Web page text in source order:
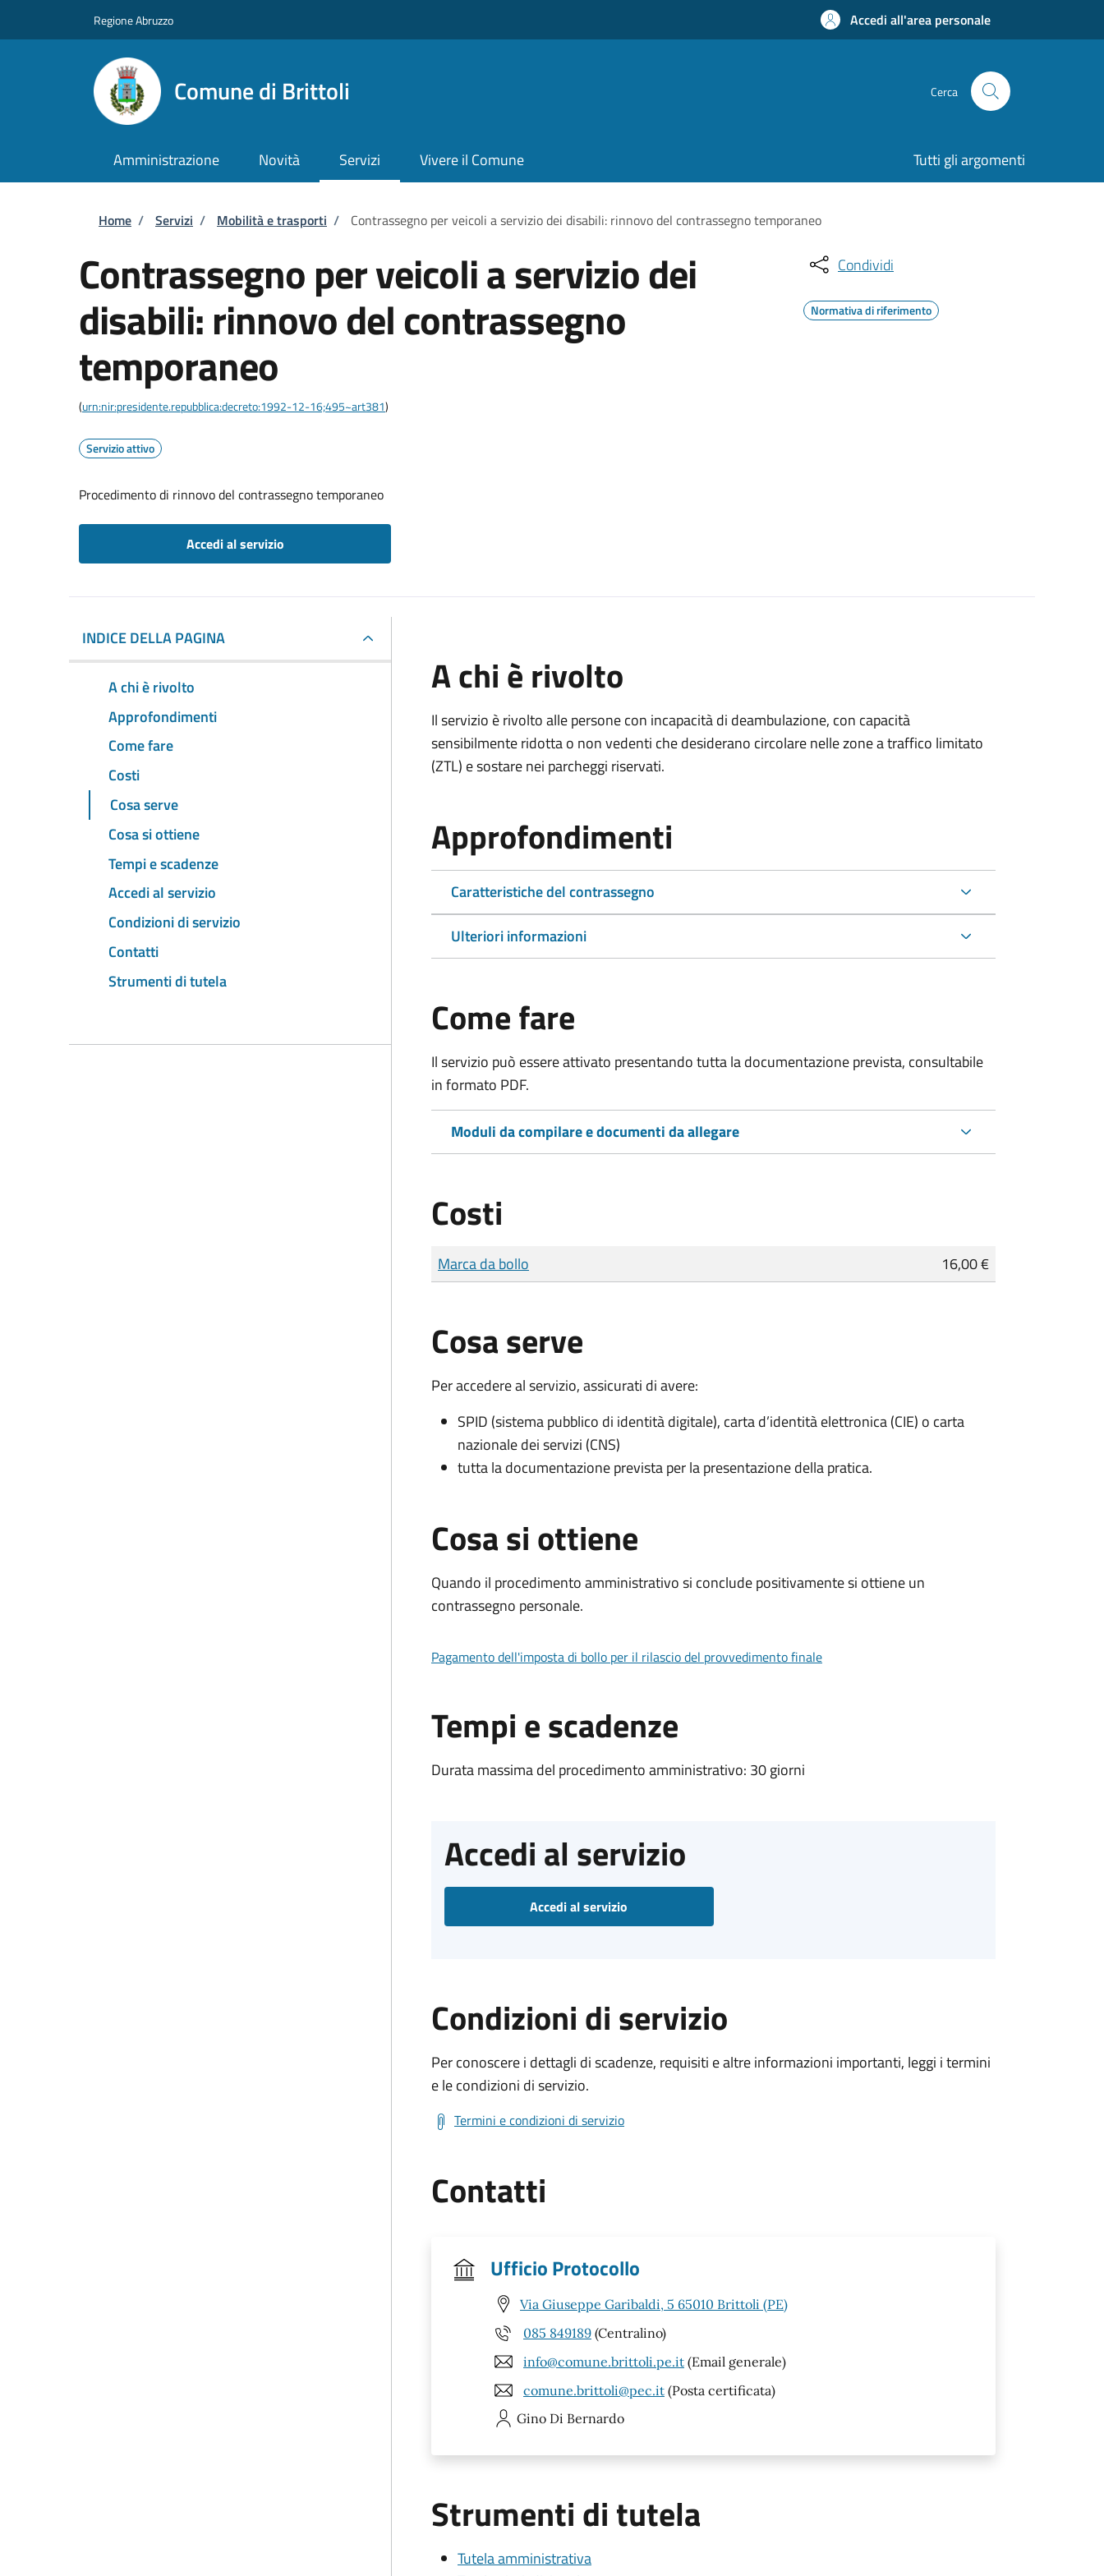
Regione Abruzzo Accedi all'area personale
Comune di Brittoli Cerca
Amministrazione Novità Servizi Vivere il Comune Tutti gli argomenti
Briciole di pane
Home / Servizi / Mobilità e trasporti / Contrassegno per veicoli a servizio dei disabili: rinnovo del contrassegno temporaneo
Contrassegno per veicoli a servizio dei
disabili: rinnovo del contrassegno
temporaneo
(urn:nir:presidente.repubblica:decreto:1992-12-16;495~art381)
Servizio attivo
Procedimento di rinnovo del contrassegno temporaneo
Accedi al servizio
Condividi
Normativa di riferimento
INDICE DELLA PAGINA
A chi è rivolto
Approfondimenti
Come fare
Costi
Cosa serve
Cosa si ottiene
Tempi e scadenze
Accedi al servizio
Condizioni di servizio
Contatti
Strumenti di tutela
A chi è rivolto
Il servizio è rivolto alle persone con incapacità di deambulazione, con capacità
sensibilmente ridotta o non vedenti che desiderano circolare nelle zone a traffico limitato
(ZTL) e sostare nei parcheggi riservati.
Approfondimenti
Caratteristiche del contrassegno
Ulteriori informazioni
Come fare
Il servizio può essere attivato presentando tutta la documentazione prevista, consultabile
in formato PDF.
Moduli da compilare e documenti da allegare
Costi
Tipo di pagamento
Importo
Marca da bollo 16,00 €
Cosa serve
Per accedere al servizio, assicurati di avere:
SPID (sistema pubblico di identità digitale), carta d’identità elettronica (CIE) o carta
nazionale dei servizi (CNS)
tutta la documentazione prevista per la presentazione della pratica.
Cosa si ottiene
Quando il procedimento amministrativo si conclude positivamente si ottiene un
contrassegno personale.
Pagamento dell'imposta di bollo per il rilascio del provvedimento finale
Tempi e scadenze
Durata massima del procedimento amministrativo: 30 giorni
Accedi al servizio
Accedi al servizio
Condizioni di servizio
Per conoscere i dettagli di scadenze, requisiti e altre informazioni importanti, leggi i termini
e le condizioni di servizio.
Termini e condizioni di servizio
Contatti
Ufficio Protocollo
Via Giuseppe Garibaldi, 5 65010 Brittoli (PE)
085 849189 (Centralino)
info@comune.brittoli.pe.it (Email generale)
comune.brittoli@pec.it (Posta certificata)
Gino Di Bernardo
Strumenti di tutela
Tutela amministrativa